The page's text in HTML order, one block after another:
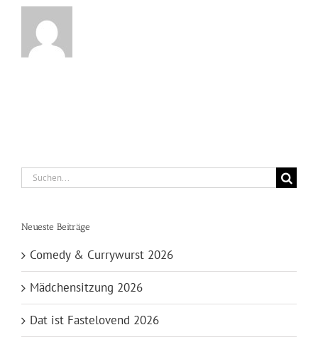
Suche
nach:
Neueste Beiträge
Comedy & Currywurst 2026
Mädchensitzung 2026
Dat ist Fastelovend 2026